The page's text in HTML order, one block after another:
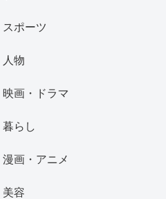
スポーツ
人物
映画・ドラマ
暮らし
漫画・アニメ
美容